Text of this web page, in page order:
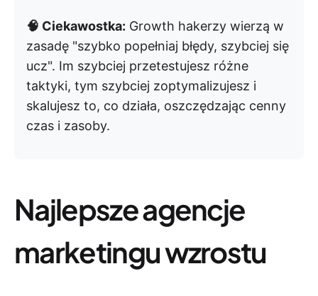
🧠 Ciekawostka: Growth hakerzy wierzą w
zasadę "szybko popełniaj błędy, szybciej się
ucz". Im szybciej przetestujesz różne
taktyki, tym szybciej zoptymalizujesz i
skalujesz to, co działa, oszczędzając cenny
czas i zasoby.
Najlepsze agencje
marketingu wzrostu